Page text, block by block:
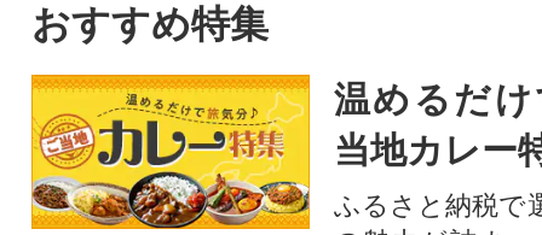
おすすめ特集
温めるだ
当地カレー
ふるさと納税で